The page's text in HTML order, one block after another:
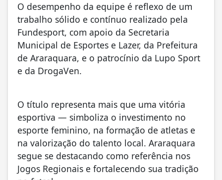
O desempenho da equipe é reflexo de um
trabalho sólido e contínuo realizado pela
Fundesport, com apoio da Secretaria
Municipal de Esportes e Lazer, da Prefeitura
de Araraquara, e o patrocínio da Lupo Sport
e da DrogaVen.
O título representa mais que uma vitória
esportiva — simboliza o investimento no
esporte feminino, na formação de atletas e
na valorização do talento local. Araraquara
segue se destacando como referência nos
Jogos Regionais e fortalecendo sua tradição